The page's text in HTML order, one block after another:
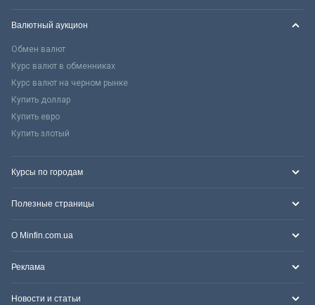
Валютный аукцион
Обмен валют
Курс валют в обменниках
Курс валют на черном рынке
Купить доллар
Купить евро
Купить злотый
Курсы по городам
Полезные страницы
О Minfin.com.ua
Реклама
Новости и статьи